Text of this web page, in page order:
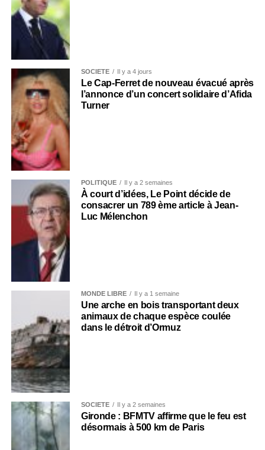
SOCIÉTÉ Il y a 4 jours
Le Cap-Ferret de nouveau évacué après
l’annonce d’un concert solidaire d’Afida
Turner
POLITIQUE Il y a 2 semaines
À court d’idées, Le Point décide de
consacrer un 789 ème article à Jean-
Luc Mélenchon
MONDE LIBRE Il y a 1 semaine
Une arche en bois transportant deux
animaux de chaque espèce coulée
dans le détroit d’Ormuz
SOCIÉTÉ Il y a 2 semaines
Gironde : BFMTV affirme que le feu est
désormais à 500 km de Paris